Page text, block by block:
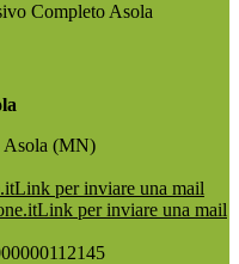
Completo Asola
Asola (MN)
Link per inviare una mail
Link per inviare una mail